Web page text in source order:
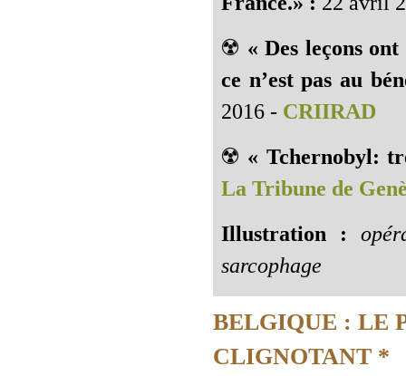
☢️ « Des leçons
ce n’est pas au
2016 - CRIIRAD
☢️ « Tchernobyl:
La Tribune de
Illustration :
sarcophage
BELGIQUE : LE
CLIGNOTANT *